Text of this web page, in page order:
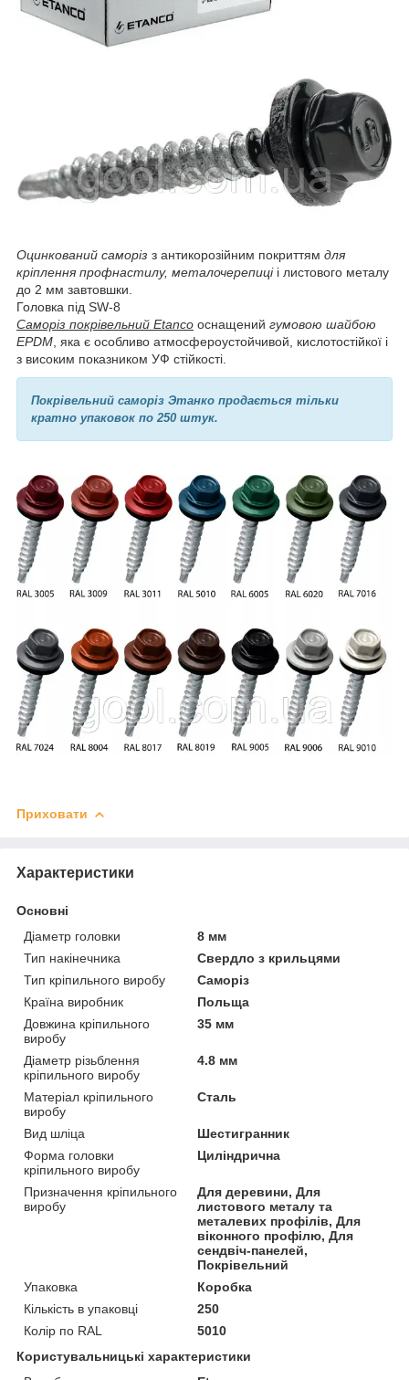
Оцинкований саморіз з антикорозійним покриттям для
кріплення профнастилу, металочерепиціі листового металу
до 2 мм завтовшки.
Головка під SW-8
Саморіз покрівельний Etanco оснащений гумовою шайбою
EPDM, яка є особливо атмосфероустойчивой, кислотостійкої і
з високим показником УФ стійкості.
Покрівельний саморіз Этанко продається тільки
кратно упаковок по 250 штук.
Приховати
Характеристики
Основні
Діаметр головки
8 мм
Тип накінечника
Свердло з крильцями
Тип кріпильного виробу
Саморіз
Країна виробник
Польща
Довжина кріпильного
виробу
35 мм
Діаметр різьблення
кріпильного виробу
4.8 мм
Матеріал кріпильного
виробу
Сталь
Вид шліца
Шестигранник
Форма головки
кріпильного виробу
Циліндрична
Призначення кріпильного
виробу
Для деревини, Для
листового металу та
металевих профілів, Для
віконного профілю, Для
сендвіч-панелей,
Покрівельний
Упаковка
Коробка
Кількість в упаковці
250
Колір по RAL
5010
Користувальницькі характеристики